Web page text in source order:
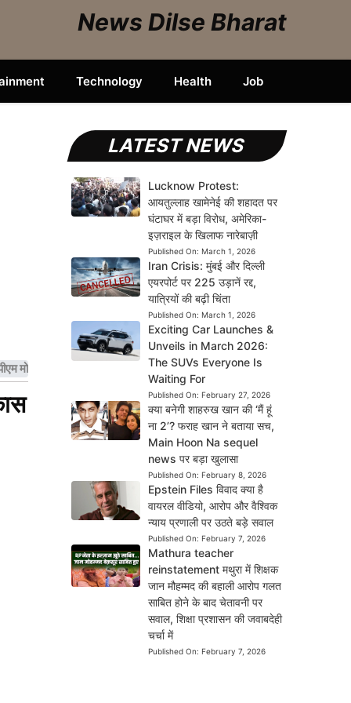
News Dilse Bharat
Technology Health Job
का बड़ा ऐलान
LATEST NEWS
Lucknow Protest:
आयतुल्लाह खामेनेई की शहादत पर
घंटाघर में बड़ा विरोध, अमेरिका-
इज़राइल के खिलाफ नारेबाज़ी
Published On: March 1, 2026
Iran Crisis: मुंबई और दिल्ली
एयरपोर्ट पर 225 उड़ानें रद्द,
यात्रियों की बढ़ी चिंता
Published On: March 1, 2026
Exciting Car Launches &
Unveils in March 2026:
The SUVs Everyone Is
Waiting For
Published On: February 27, 2026
क्या बनेगी शाहरुख खान की ‘मैं हूं
ना 2’? फराह खान ने बताया सच,
Main Hoon Na sequel
news पर बड़ा खुलासा
Published On: February 8, 2026
Epstein Files विवाद क्या है
वायरल वीडियो, आरोप और वैश्विक
न्याय प्रणाली पर उठते बड़े सवाल
Published On: February 7, 2026
Mathura teacher
reinstatement मथुरा में शिक्षक
जान मौहम्मद की बहाली आरोप गलत
साबित होने के बाद चेतावनी पर
सवाल, शिक्षा प्रशासन की जवाबदेही
चर्चा में
Published On: February 7, 2026